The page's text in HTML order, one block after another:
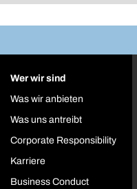
Wer wir sind
Was wir anbieten
Was uns antreibt
Corporate Responsibility
Karriere
Business Conduct